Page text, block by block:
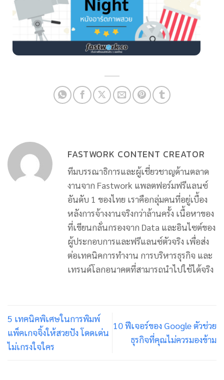
FASTWORK CONTENT CREATOR
ทีมบรรณาธิการและผู้เชี่ยวชาญด้านตลาด
งานจาก Fastwork แพลตฟอร์มฟรีแลนซ์
อันดับ 1 ของไทย เราคือกลุ่มคนที่อยู่เบื้อง
หลังการจ้างงานจริงกว่าล้านครั้ง เนื้อหาของ
ที่เขียนกลั่นกรองจาก Data และอินไซต์ของ
ผู้ประกอบการและฟรีแลนซ์ตัวจริง เพื่อส่ง
ต่อเทคนิคการทำงาน การบริหารธุรกิจ และ
เทรนด์โลกอนาคตที่สามารถนำไปใช้ได้จริง
5 เทคนิคพิเศษในการพิมพ์
แพ็คเกจจิ้งให้สวยปัง โดดเด่น
ไม่เกรงใจใคร
10 ฟีเจอร์ของ Google ตัวช่วย
ธุรกิจที่คุณไม่ควรมองข้าม